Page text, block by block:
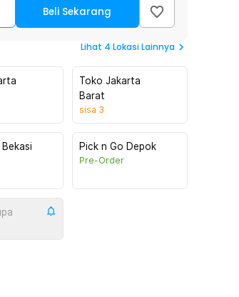
Beli Sekarang
Lihat 4 Lokasi Lainnya
Toko Jakarta
Barat
sisa 3
Pick n Go Depok
Pre-Order